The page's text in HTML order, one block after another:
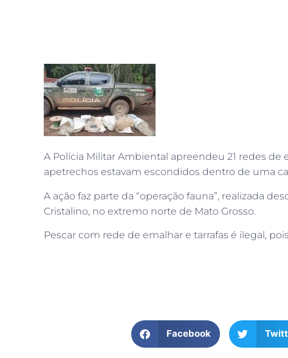
A Polícia Militar Ambiental apreendeu 21 redes de
apetrechos estavam escondidos dentro de uma
A ação faz parte da “operação fauna”, realizada
Cristalino, no extremo norte de Mato Grosso.
Pescar com rede de emalhar e tarrafas é ilegal,
Facebook